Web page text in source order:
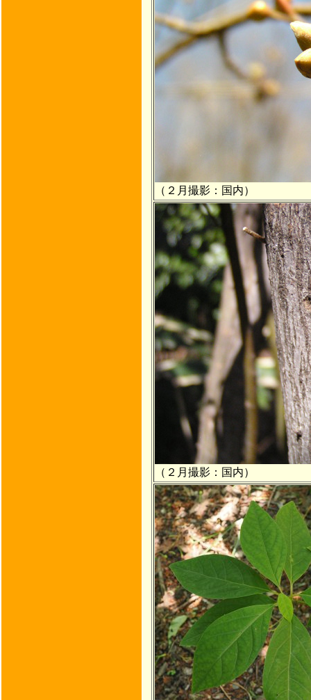
（２月撮影：国内）
（２月撮影：国内）